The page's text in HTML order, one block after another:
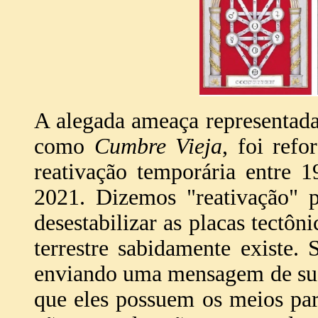
A alegada ameaça
como Cumbre Vieja, foi
reativação temporária entre
2021. Dizemos "reativação"
desestabilizar as placas
terrestre sabidamente existe.
enviando uma mensagem de
que eles possuem os meios